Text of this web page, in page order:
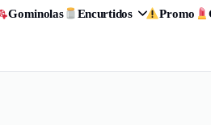
Gominolas Encurtidos Promo